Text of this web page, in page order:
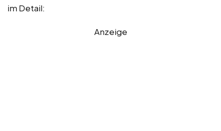
im Detail:
Anzeige